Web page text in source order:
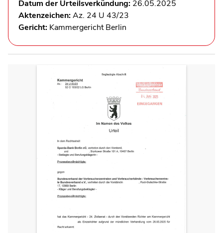
Datum der Urteilsverkündung: 26.05.2025
Aktenzeichen:Az. 24 U 43/23
Gericht: Kammergericht Berlin